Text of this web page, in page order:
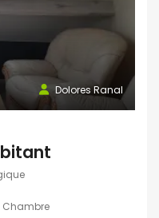
Dolores Ranal
Chambre